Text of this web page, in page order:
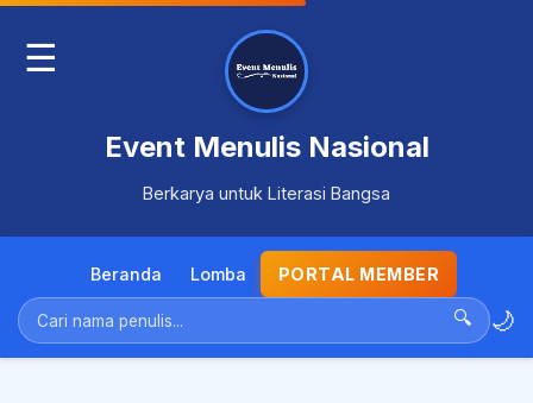
☰
Event Menulis Nasional
Berkarya untuk Literasi Bangsa
Beranda Lomba PORTAL MEMBER
🔍 🌙